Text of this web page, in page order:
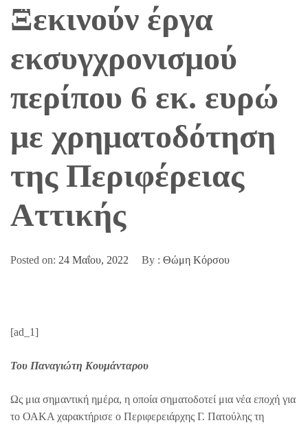
ΑΤΤΙΚΉΣ
Ξεκινούν έργα
εκσυγχρονισμού
περίπου 6 εκ. ευρώ
με χρηματοδότηση
της Περιφέρειας
Αττικής
Posted on: 24 Μαΐου, 2022 By : Θώμη Κόρσου
[ad_1]
Του Παναγιώτη Κουμάνταρου
Ως μια σημαντική ημέρα, η οποία σηματοδοτεί μια νέα εποχή για
το ΟΑΚΑ χαρακτήρισε ο Περιφερειάρχης Γ. Πατούλης τη